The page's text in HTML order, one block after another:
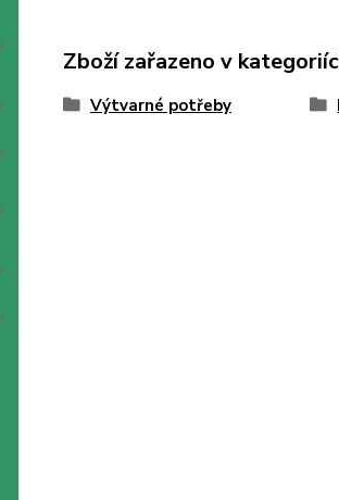
Zboží zařazeno v
Výtvarné potřeby